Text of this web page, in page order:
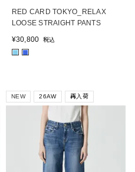
RED CARD TOKYO_RELAX
LOOSE STRAIGHT PANTS
¥30,800 税込
■ ■
NEW 26AW 再入荷